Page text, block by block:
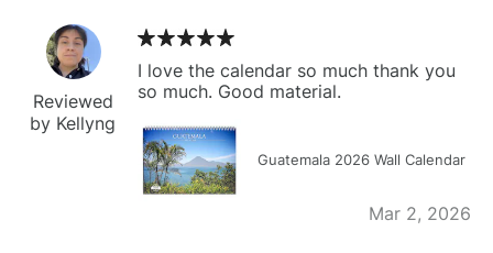
Reviewed
by Kellyng
I love the calendar so much thank you
so much. Good material.
Guatemala 2026 Wall Calendar
Mar 2, 2026